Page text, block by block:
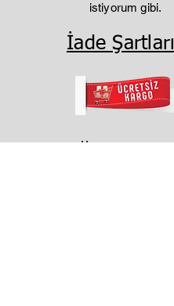
istiyorum gibi.
İade Şartları
Benzer Ürünler